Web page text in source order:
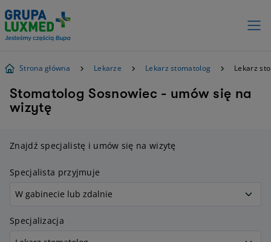
Strona główna Lekarze Lekarz stomatolog Lekarz
Stomatolog Sosnowiec - umów się na
wizytę
Znajdź specjalistę i umów się na wizytę
Specjalista przyjmuje
Specjalizacja